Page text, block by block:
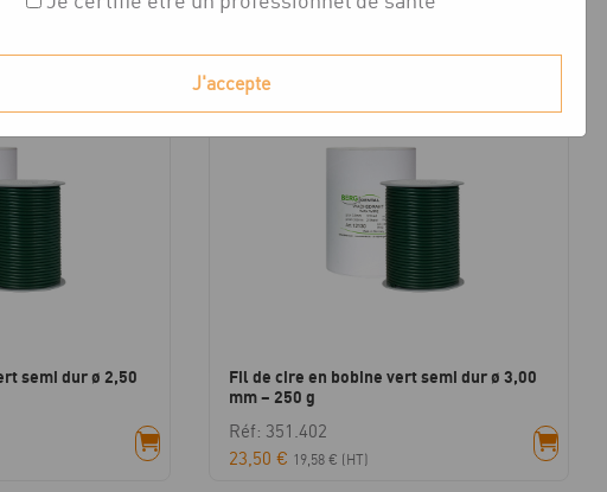
semi dur ø 2,50
Fil de cire en bobine vert semi dur ø 3,00
mm – 250 g
Réf: 351.402
23,50 € 19,58 € (HT)
J'accepte